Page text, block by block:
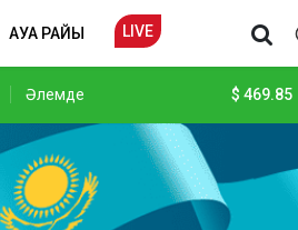
АУА РАЙЫ LIVE
Әлемде $ 469.85